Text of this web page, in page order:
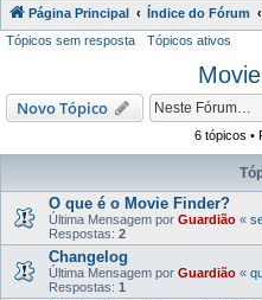
Página Principal Índice do Fórum
Tópicos sem resposta Tópicos ativos
Novo Tópico
6 tópicos •
O que é o Movie Finder?
Última Mensagem por Guardião «
Respostas: 2
Changelog
Última Mensagem por Guardião «
Respostas: 1